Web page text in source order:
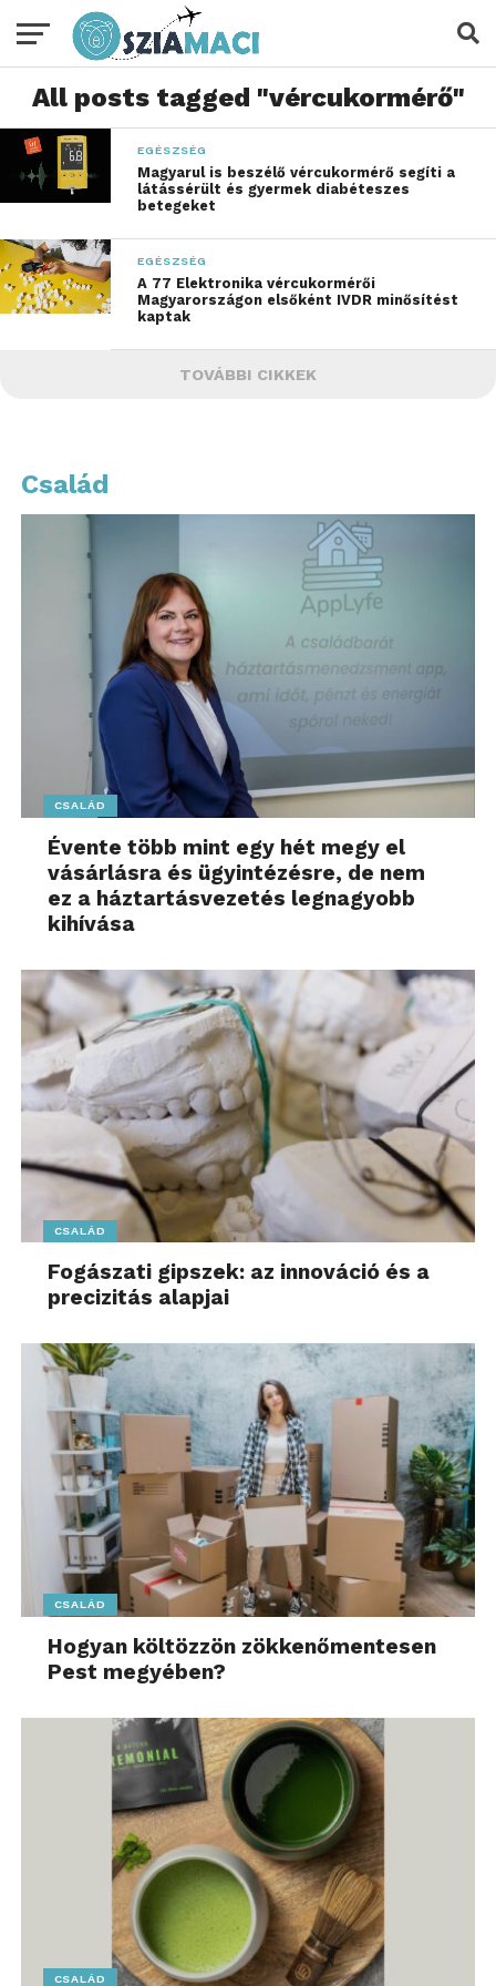
All posts tagged "vércukormérő"
EGÉSZSÉG
Magyarul is beszélő vércukormérő segíti a
látássérült és gyermek diabéteszes
betegeket
EGÉSZSÉG
A 77 Elektronika vércukormérői
Magyarországon elsőként IVDR minősítést
kaptak
TOVÁBBI CIKKEK
Család
CSALÁD
Évente több mint egy hét megy el
vásárlásra és ügyintézésre, de nem
ez a háztartásvezetés legnagyobb
kihívása
CSALÁD
Fogászati gipszek: az innováció és a
precizitás alapjai
CSALÁD
Hogyan költözzön zökkenőmentesen
Pest megyében?
CSALÁD